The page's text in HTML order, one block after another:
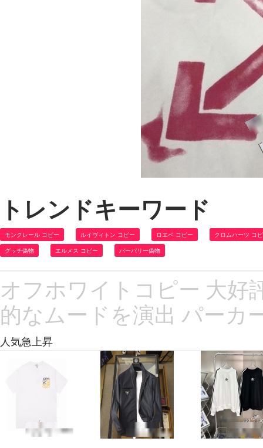
トレンドキーワード
モンクレール コピー ルイヴィトン コピー ロエベ コピー クロムハーツ コ
グッチ偽物 エルメス コピー バーバリー偽物
オフホワイトコピー 大好
的なムードを演出 パーカ
人気急上昇